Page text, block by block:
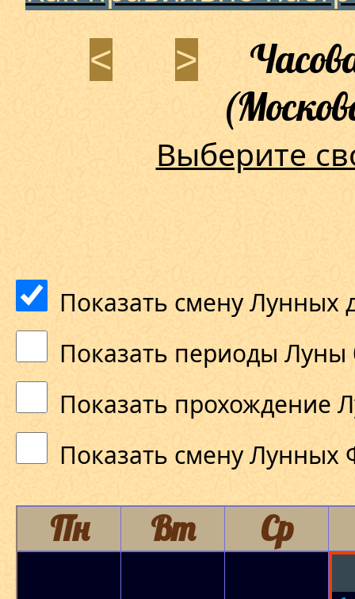
< >
Выберите
Показать смену Лунных
Показать периоды Луны
Показать прохождение
Показать смену Лунных
Пн Вт Ср